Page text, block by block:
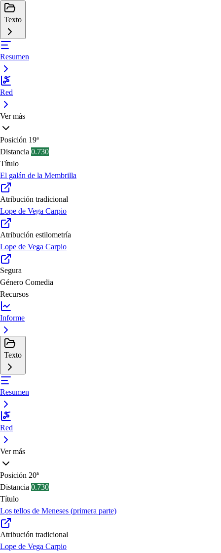
Texto
Resumen
Red
Ver más
Posición 19ª
Distancia 0.730
Título
El galán de la Membrilla
Atribución tradicional
Lope de Vega Carpio
Atribución estilometría
Lope de Vega Carpio
Segura
Género Comedia
Recursos
Informe
Texto
Resumen
Red
Ver más
Posición 20ª
Distancia 0.730
Título
Los tellos de Meneses (primera parte)
Atribución tradicional
Lope de Vega Carpio